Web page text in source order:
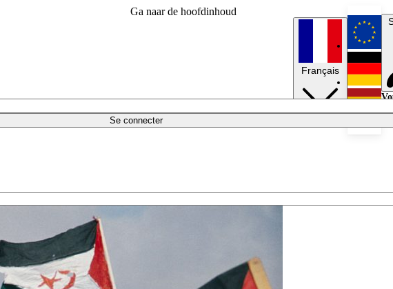
Ga naar de hoofdinhoud
Se connecter
Français